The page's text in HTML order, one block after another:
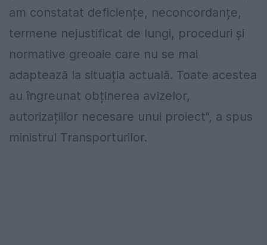
am constatat deficiențe, neconcordanțe,
termene nejustificat de lungi, proceduri și
normative greoaie care nu se mai
adaptează la situația actuală. Toate acestea
au îngreunat obținerea avizelor,
autorizațiilor necesare unui proiect", a spus
ministrul Transporturilor.